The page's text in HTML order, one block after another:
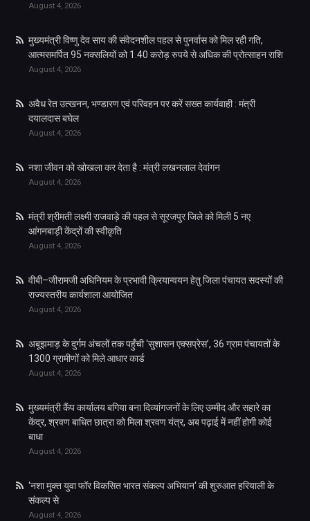
August 4, 2026
मुख्यमंत्री विष्णु देव साय की संवेदनशील पहल से पुनर्वास को मिल रही गति,
आत्मसमर्पित 95 नक्सलियों को 1.40 करोड़ रुपये से अधिक की प्रोत्साहन राशि
August 4, 2026
अवैध रेत उत्खनन, भण्डारण एवं परिवहन पर करें सख्त कार्यवाही : मंत्री
दयालदास बघेल
August 4, 2026
नशा जीवन को खोखला कर देता है : मंत्री लखनलाल देवांगन
August 4, 2026
मंत्री श्रीमती लक्ष्मी राजवाड़े की पहल से सूरजपुर जिले को मिली 5 नए
आंगनबाड़ी केंद्रों की स्वीकृति
August 4, 2026
वीबी–जीरामजी अधिनियम के प्रभावी क्रियान्वयन हेतु जिला पंचायत सदस्यों की
राज्यस्तरीय कार्यशाला आयोजित
August 4, 2026
अबूझमाड़ के दुर्गम अंचलों तक पहुँची ‘सुशासन एक्सप्रेस’, 36 ग्राम पंचायतों के
1300 ग्रामीणों को मिले आधार कार्ड
August 4, 2026
मुख्यमंत्री कैंप कार्यालय बगिया बना दिव्यांगजनों के लिए उम्मीद और सहारे का
केंद्र, श्रवण बाधित छात्रा को मिला श्रवण यंत्र, अब पढ़ाई में नहीं होगी कोई
बाधा
August 4, 2026
‘नशा मुक्त युवा फॉर विकसित भारत संकल्प अभियान‘ की शुरुआत हरियाली के
संकल्प से
August 4, 2026